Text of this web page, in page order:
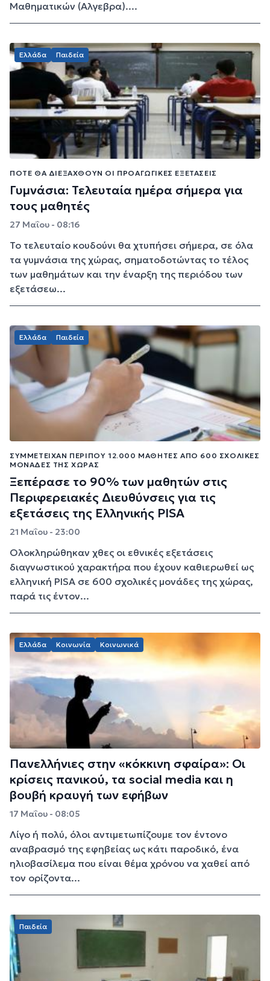
Μαθηματικών (Αλγεβρα)....
Ελλάδα Παιδεία
ΠΌΤΕ ΘΑ ΔΙΕΞΑΧΘΟΎΝ ΟΙ ΠΡΟΑΓΩΓΙΚΈΣ ΕΞΕΤΆΣΕΙΣ
Γυμνάσια: Τελευταία ημέρα σήμερα για
τους μαθητές
27 Μαΐου - 08:16
Το τελευταίο κουδούνι θα χτυπήσει σήμερα, σε όλα
τα γυμνάσια της χώρας, σηματοδοτώντας το τέλος
των μαθημάτων και την έναρξη της περιόδου των
εξετάσεω...
Ελλάδα Παιδεία
ΣΥΜΜΕΤΕΊΧΑΝ ΠΕΡΊΠΟΥ 12.000 ΜΑΘΗΤΈΣ ΑΠΌ 600 ΣΧΟΛΙΚΈΣ
ΜΟΝΆΔΕΣ ΤΗΣ ΧΏΡΑΣ
Ξεπέρασε το 90% των μαθητών στις
Περιφερειακές Διευθύνσεις για τις
εξετάσεις της Ελληνικής PISA
21 Μαΐου - 23:00
Ολοκληρώθηκαν χθες οι εθνικές εξετάσεις
διαγνωστικού χαρακτήρα που έχουν καθιερωθεί ως
ελληνική PISA σε 600 σχολικές μονάδες της χώρας,
παρά τις έντον...
Ελλάδα Κοινωνία Κοινωνικά
Πανελλήνιες στην «κόκκινη σφαίρα»: Οι
κρίσεις πανικού, τα social media και η
βουβή κραυγή των εφήβων
17 Μαΐου - 08:05
Λίγο ή πολύ, όλοι αντιμετωπίζουμε τον έντονο
αναβρασμό της εφηβείας ως κάτι παροδικό, ένα
ηλιοβασίλεμα που είναι θέμα χρόνου να χαθεί από
τον ορίζοντα...
Παιδεία